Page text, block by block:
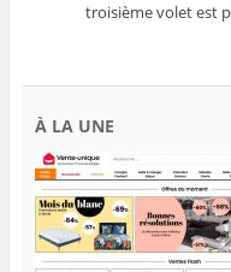
troisième volet est
À LA UNE